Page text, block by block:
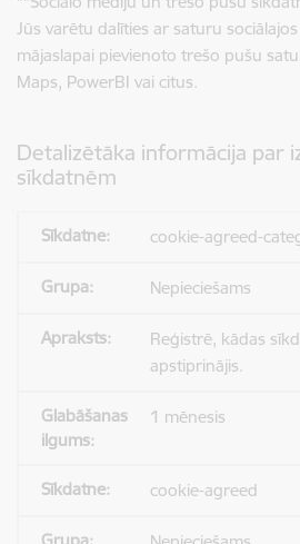
Jūs varētu dalīties ar saturu
mājaslapai pievienoto trešo pušu
Maps, PowerBI vai citus.
Detalizētāka informācija par
sīkdatnēm
cookie-agreed-
Nepieciešams
Reģistrē, kādas
apstiprinājis.
1 mēnesis
cookie-agreed